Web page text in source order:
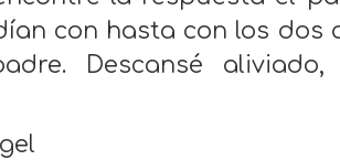
con hasta con los dos
Descansé aliviado,